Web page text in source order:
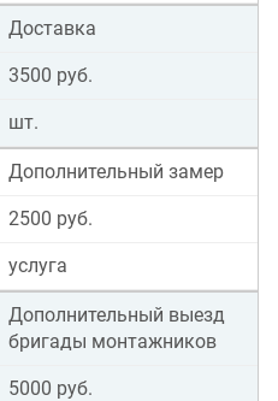
Доставка
3500 руб.
шт.
Дополнительный замер
2500 руб.
услуга
Дополнительный выезд
бригады монтажников
5000 руб.